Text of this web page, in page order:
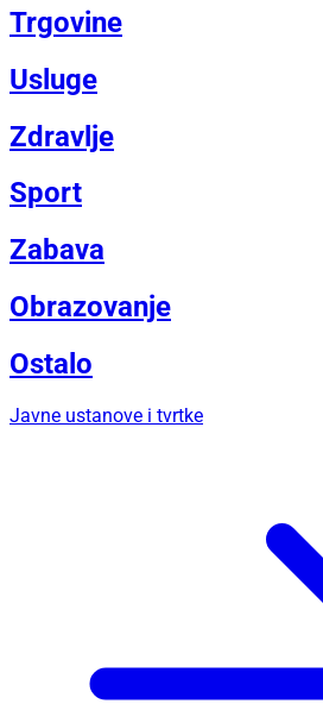
Trgovine
Usluge
Zdravlje
Sport
Zabava
Obrazovanje
Ostalo
Javne ustanove i tvrtke